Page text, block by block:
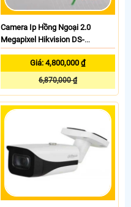
Camera Ip Hồng Ngoại 2.0
Megapixel Hikvision DS-
Giá: 4,800,000 ₫
6,870,000 ₫